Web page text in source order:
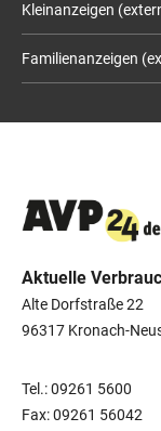
Kleinanzeigen
Familienanzeigen
Aktuelle
Alte Dorfstraße 22
96317 Kronach-
Tel.: 09261 5600
Fax: 09261 56042